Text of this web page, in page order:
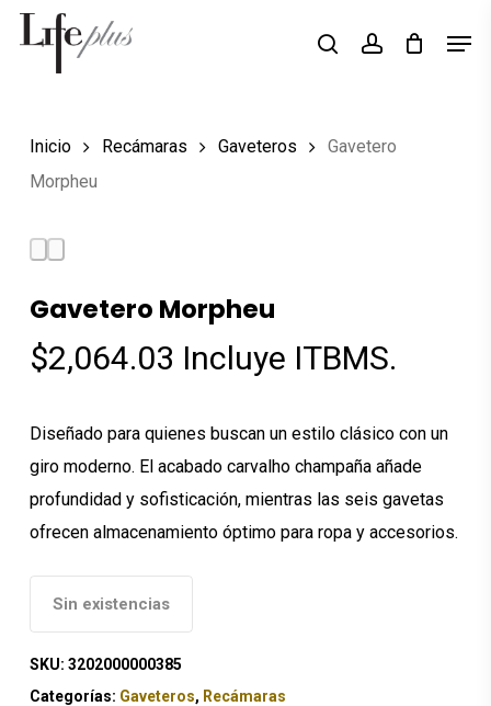
Skip
Búsqueda
productos
searchaccount
Inicio Recámaras Gaveteros
Gavetero
Morpheu
Gavetero Morpheu
$2,064.03 Incluye ITBMS.
Diseñado para quienes buscan un estilo clásico con un
giro moderno. El acabado carvalho champaña añade
profundidad y sofisticación, mientras las seis gavetas
ofrecen almacenamiento óptimo para ropa y accesorios.
Sin existencias
SKU: 3202000000385
Categorías: Gaveteros, Recámaras